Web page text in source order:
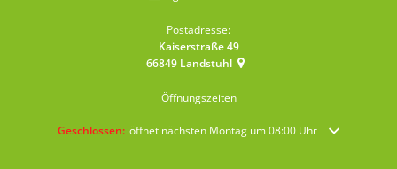
Postadresse:
Kaiserstraße 49
66849 Landstuhl
Öffnungszeiten
Klicken, um weitere Öffnungs- oder Schließzeiten auszublenden
Geschlossen: öffnet nächsten Montag um 08:00 Uhr